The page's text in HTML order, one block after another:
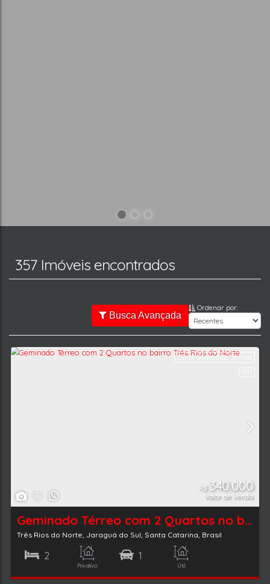
357 Imóveis encontrados
Busca Avançada
Ordenar por: